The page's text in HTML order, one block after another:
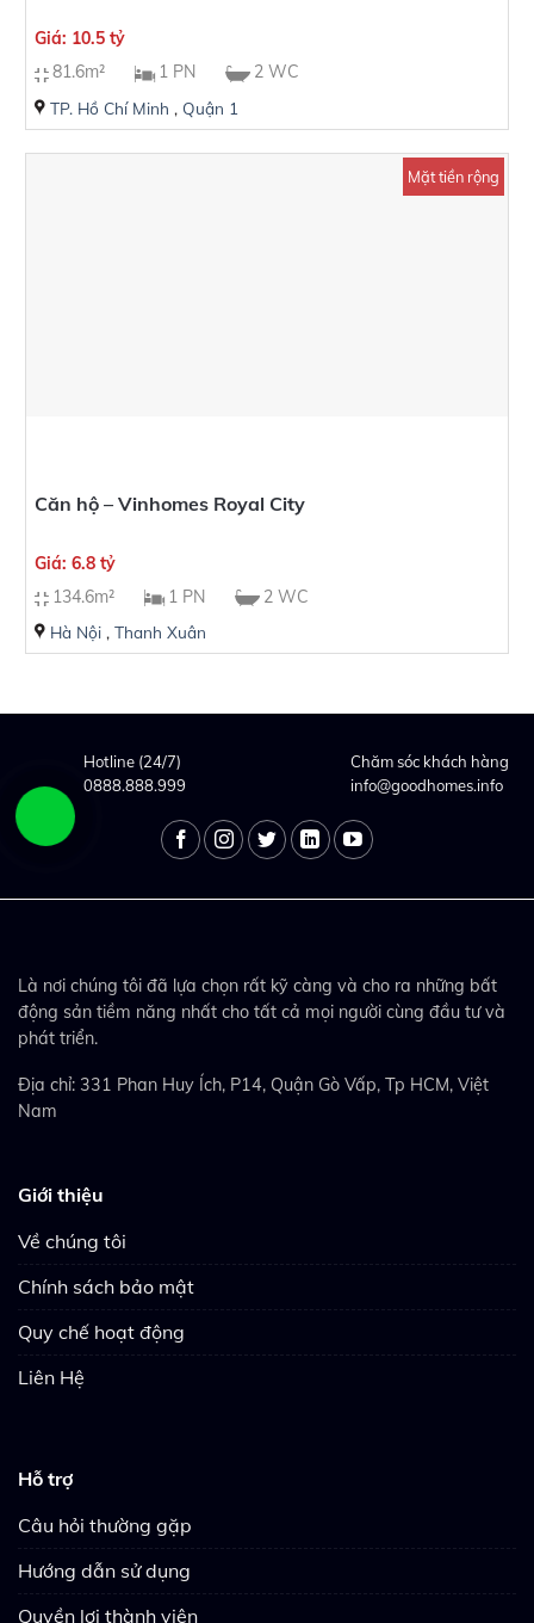
Giá: 10.5 tỷ
81.6m²
1 PN 2 WC
TP. Hồ Chí Minh , Quận 1
Mặt tiền rộng
Căn hộ – Vinhomes Royal City
Giá: 6.8 tỷ
134.6m²
1 PN 2 WC
Hà Nội, Thanh Xuân
Hotline (24/7)
0888.888.999
Chăm sóc khách hàng
info@goodhomes.info
Là nơi chúng tôi đã lựa chọn rất kỹ càng và cho ra những bất
động sản tiềm năng nhất cho tất cả mọi người cùng đầu tư và
phát triển.
Địa chỉ: 331 Phan Huy Ích, P14, Quận Gò Vấp, Tp HCM, Việt
Nam
Giới thiệu
Về chúng tôi
Chính sách bảo mật
Quy chế hoạt động
Liên Hệ
Hỗ trợ
Câu hỏi thường gặp
Hướng dẫn sử dụng
Quyền lợi thành viên